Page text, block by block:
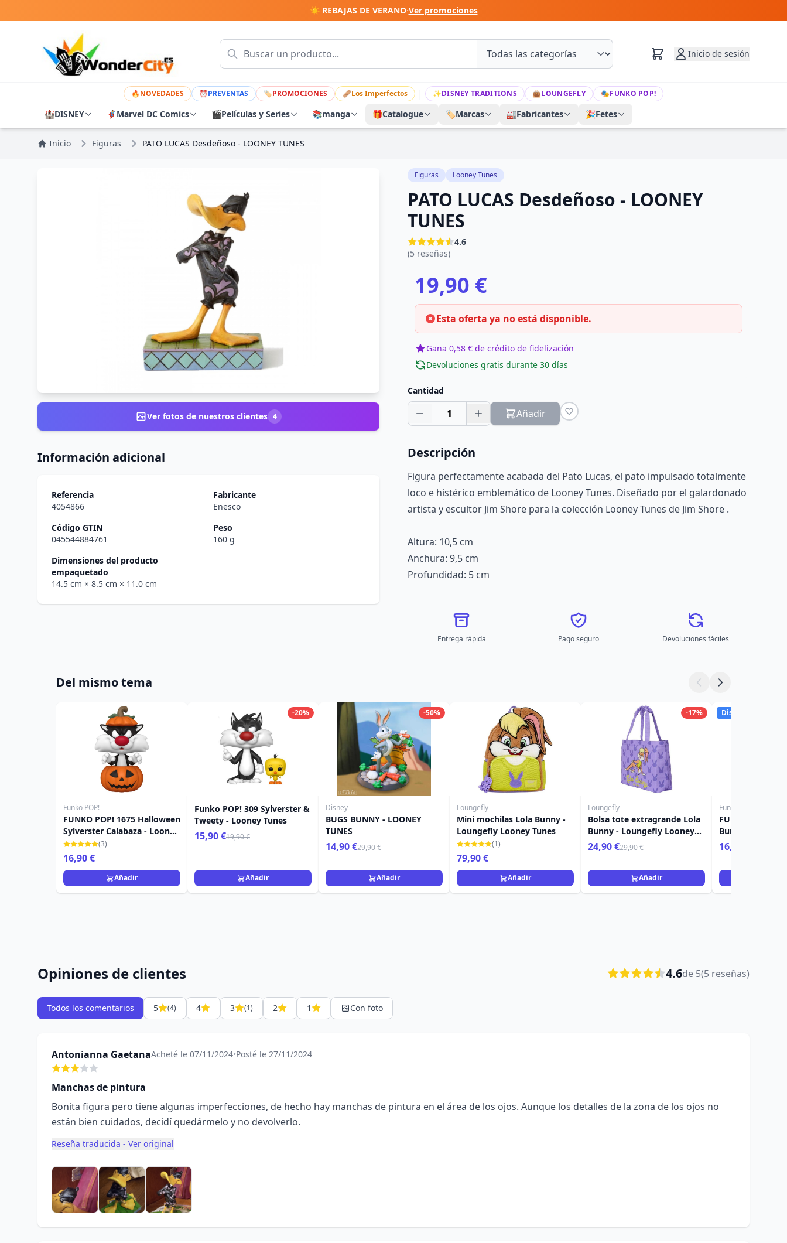
☀️ REBAJAS DE VERANO·Ver promociones
Inicio de sesión
🔥NOVEDADES ⏰PREVENTAS 🏷PROMOCIONES 🩹Los Imperfectos | ✨DISNEY TRADITIONS 👜LOUNGEFLY 🎭FUNKO POP!
🏰DISNEY 🦸 Marvel DC Comics 🎬Películas y Series 📚manga 🎁Catalogue 🏷️Marcas 🏭Fabricantes 🎉Fetes
Inicio Figuras PATO LUCAS Desdeñoso - LOONEY TUNES
Ver fotos de nuestros clientes 4
Información adicional
Referencia
4054866
Fabricante
Enesco
Código GTIN
045544884761
Peso
160 g
Dimensiones del producto
empaquetado
14.5 cm × 8.5 cm × 11.0 cm
Figuras Looney Tunes
PATO LUCAS Desdeñoso - LOONEY
TUNES
4.6
(5 reseñas)
19,90 €
Esta oferta ya no está disponible.
Gana 0,58 € de crédito de fidelización
Devoluciones gratis durante 30 días
Cantidad
1 Añadir
Descripción
Figura perfectamente acabada del Pato Lucas, el pato impulsado totalmente
loco e histérico emblemático de Looney Tunes. Diseñado por el galardonado
artista y escultor Jim Shore para la colección Looney Tunes de Jim Shore .
Altura: 10,5 cm
Anchura: 9,5 cm
Profundidad: 5 cm
Entrega rápida Pago seguro Devoluciones fáciles
Del mismo tema
Funko POP!
FUNKO POP! 1675 Halloween
Sylverster Calabaza - Looney
Tunes
(3)
16,90 €
Añadir
-20%
Funko POP! 309 Sylverster &
Tweety - Looney Tunes
15,90 €19,90 €
Añadir
-50%
Disney
BUGS BUNNY - LOONEY
TUNES
14,90 €29,90 €
Añadir
Loungefly
Mini mochilas Lola Bunny -
Loungefly Looney Tunes
(1)
79,90 €
Añadir
-17%
Loungefly
Bolsa tote extragrande Lola
Bunny - Loungefly Looney
Tunes
24,90 €29,90 €
Añadir
Disponibles
Funko POP!
FUNKO POP!
Bunny
Halloween -
16,90 €
Opiniones de clientes 4.6de 5(5 reseñas)
Todos los comentarios 5 (4) 4 3 (1) 2 1 Con foto
Antonianna GaetanaAcheté le 07/11/2024•Posté le 27/11/2024
Manchas de pintura
Bonita figura pero tiene algunas imperfecciones, de hecho hay manchas de pintura en el área de los ojos. Aunque los detalles de la zona de los ojos no
están bien cuidados, decidí quedármelo y no devolverlo.
Reseña traducida - Ver original